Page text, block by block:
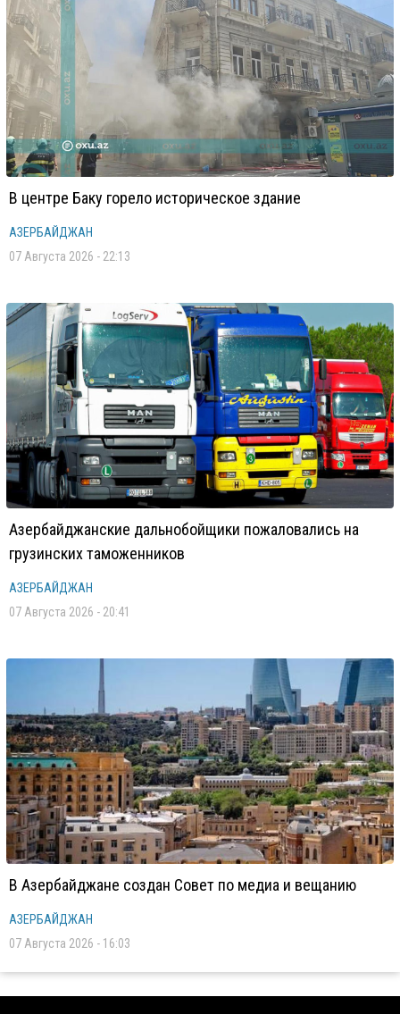
В центре Баку горело историческое здание
АЗЕРБАЙДЖАН
07 Августа 2026 - 22:13
Азербайджанские дальнобойщики пожаловались на
грузинских таможенников
АЗЕРБАЙДЖАН
07 Августа 2026 - 20:41
В Азербайджане создан Совет по медиа и вещанию
АЗЕРБАЙДЖАН
07 Августа 2026 - 16:03